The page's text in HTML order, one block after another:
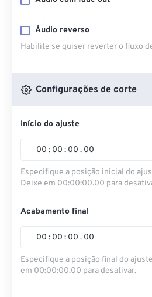
Áudio reverso
Habilite se quiser reverter o fluxo
Configurações de corte
Início do ajuste
00 : 00 : 00 . 00
Especifique a posição inicial do
Deixe em 00:00:00.00 para
Acabamento final
00 : 00 : 00 . 00
Especifique a posição final do
em 00:00:00.00 para desativar.